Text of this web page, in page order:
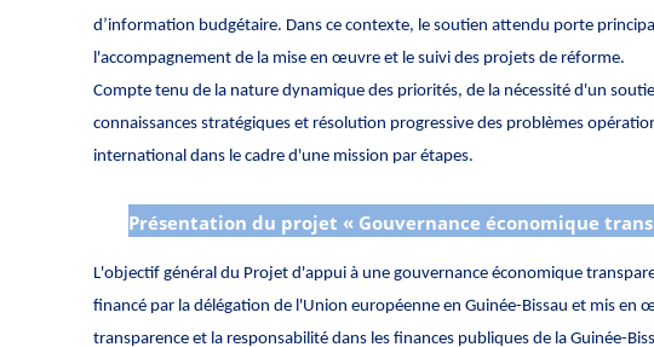
d’information budgétaire. Dans ce contexte, le soutien attendu porte
l'accompagnement de la mise en œuvre et le suivi des projets de réforme.
Compte tenu de la nature dynamique des priorités, de la nécessité d'un
connaissances stratégiques et résolution progressive des problèmes
international dans le cadre d'une mission par étapes.
Présentation du projet « Gouvernance économique
L'objectif général du Projet d'appui à une gouvernance économique
financé par la délégation de l'Union européenne en Guinée-Bissau et mis en
transparence et la responsabilité dans les finances publiques de la Guinée-